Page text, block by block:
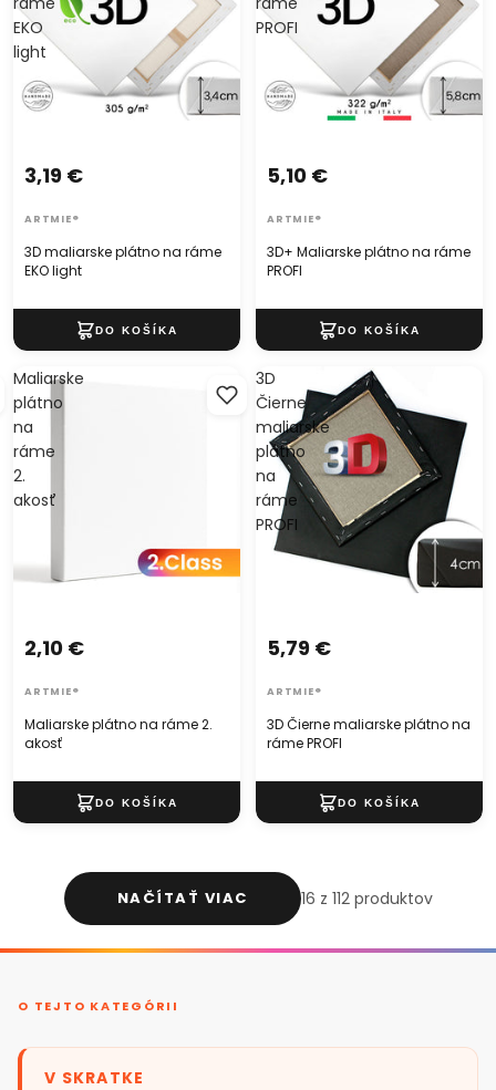
EKO
light
3D maliarske plátno na ráme
EKO light
3,19 €
ARTMIE®
PROFI
3D+ Maliarske plátno na ráme
PROFI
5,10 €
ARTMIE®
Maliarske
plátno
na
ráme
2.
akosť
Maliarske plátno na ráme 2.
akosť
2,10 €
ARTMIE®
3D
Čierne
maliarske
plátno
na
ráme
PROFI
3D Čierne maliarske plátno na
ráme PROFI
5,79 €
ARTMIE®
NAČÍTAŤ VIAC 16 z 112 produktov
O TEJTO KATEGÓRII
V SKRATKE